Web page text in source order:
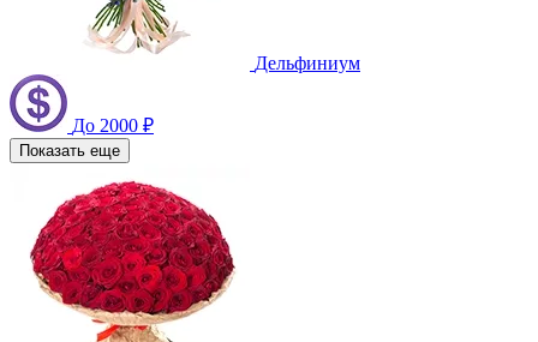
Дельфиниум
До 2000 ₽
Показать еще